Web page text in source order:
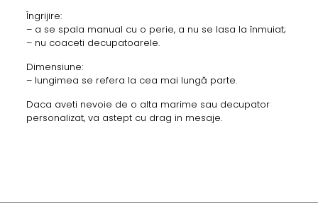
Îngrijire:
– a se spala manual cu o perie, a nu se lasa la înmuiat;
– nu coaceti decupatoarele.
Dimensiune:
– lungimea se refera la cea mai lungă parte.
Daca aveti nevoie de o alta marime sau decupator
personalizat, va astept cu drag in mesaje.